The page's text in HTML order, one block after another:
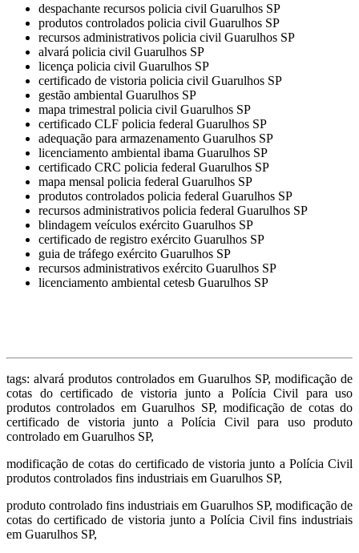
despachante recursos policia civil Guarulhos SP
produtos controlados policia civil Guarulhos SP
recursos administrativos policia civil Guarulhos SP
alvará policia civil Guarulhos SP
licença policia civil Guarulhos SP
certificado de vistoria policia civil Guarulhos SP
gestão ambiental Guarulhos SP
mapa trimestral policia civil Guarulhos SP
certificado CLF policia federal Guarulhos SP
adequação para armazenamento Guarulhos SP
licenciamento ambiental ibama Guarulhos SP
certificado CRC policia federal Guarulhos SP
mapa mensal policia federal Guarulhos SP
produtos controlados policia federal Guarulhos SP
recursos administrativos policia federal Guarulhos SP
blindagem veículos exército Guarulhos SP
certificado de registro exército Guarulhos SP
guia de tráfego exército Guarulhos SP
recursos administrativos exército Guarulhos SP
licenciamento ambiental cetesb Guarulhos SP
tags: alvará produtos controlados em Guarulhos SP, modificação de
cotas do certificado de vistoria junto a Polícia Civil para uso
produtos controlados em Guarulhos SP, modificação de cotas do
certificado de vistoria junto a Polícia Civil para uso produto
controlado em Guarulhos SP,
modificação de cotas do certificado de vistoria junto a Polícia Civil
produtos controlados fins industriais em Guarulhos SP,
produto controlado fins industriais em Guarulhos SP, modificação de
cotas do certificado de vistoria junto a Polícia Civil fins industriais
em Guarulhos SP,